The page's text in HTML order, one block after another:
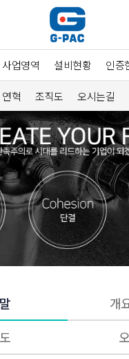
사업영역 설비현황 인증
혁 조직도 오시는길
개